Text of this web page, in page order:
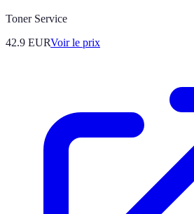
Toner Service
42.9 EURVoir le prix